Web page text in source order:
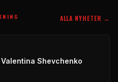
ALLA NYHETER →
Shevchenko